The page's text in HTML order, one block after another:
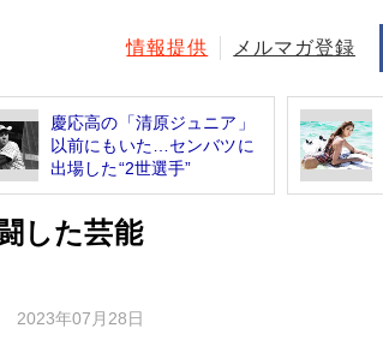
情報提供 メルマガ登録
慶応高の「清原ジュニア」
以前にもいた…センバツに
出場した“2世選手”
した芸能
2023年07月28日